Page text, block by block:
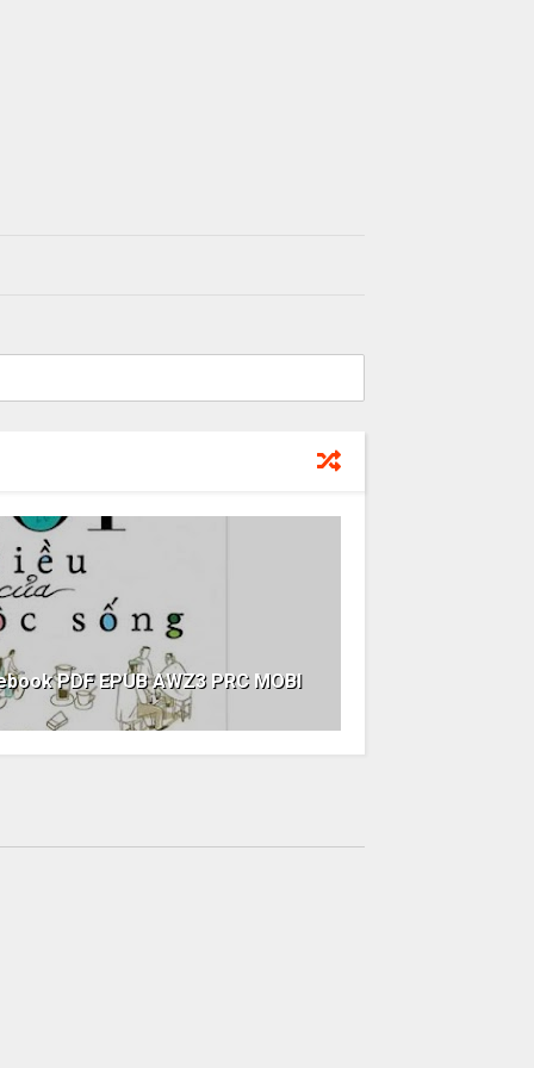
PDF EPUB AWZ3 PRC MOBI